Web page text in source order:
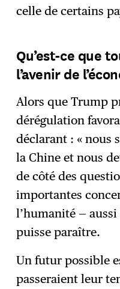
celle de certains
Qu’est-ce que
l’avenir de
Alors que Trump
dérégulation
déclarant : « nous
la Chine et nous
de côté des
importantes
l’humanité —
puisse paraître.
Un futur possible
passeraient leur